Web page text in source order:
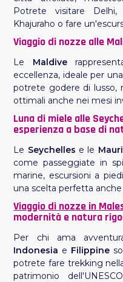
Potrete visitare
Khajuraho o fare
Viaggio di nozze alle
Le Maldive
eccellenza, ideale per
potrete godere di lusso,
ottimali anche nei mesi
Luna di miele alle
esperienza a base di
Le Seychelles e le
come passeggiate in
marine, escursioni a
una scelta perfetta
Viaggio di nozze in
modernità e natura
Per chi ama
Indonesia e Filippine
potrete fare trekking
patrimonio